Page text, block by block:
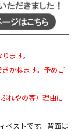
ます。
かねます。予めご
れやの等）理由に
ベストです。背面は